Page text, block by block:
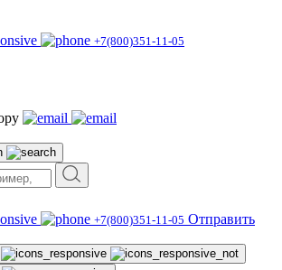
+7(800)351-11-05
+7(800)351-11-05 Отправить